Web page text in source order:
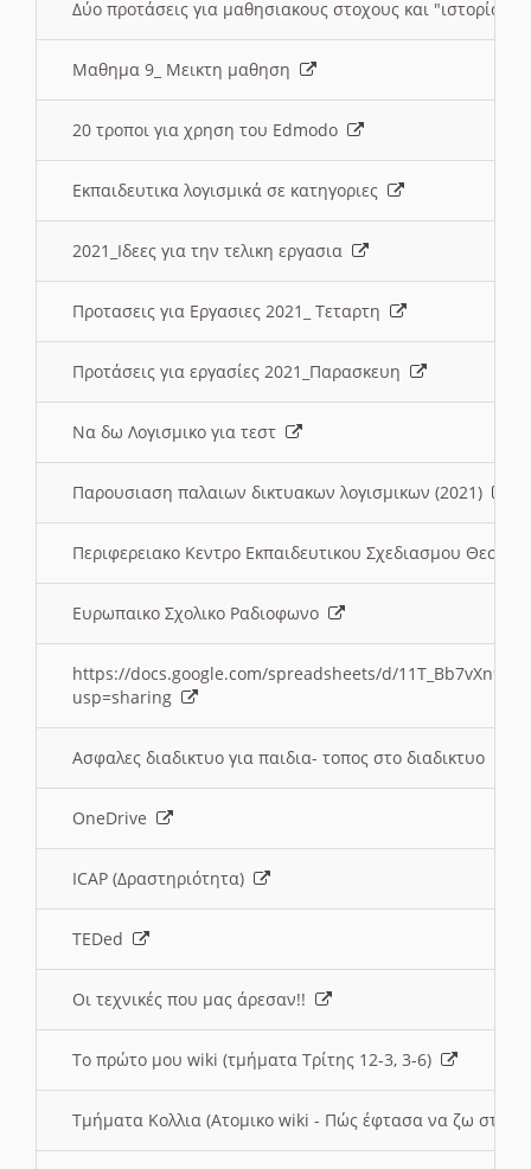
Δύο προτάσεις για μαθησιακους στοχους και "ιστορία"
Μαθημα 9_ Μεικτη μαθηση
20 τροποι για χρηση του Edmodo
Εκπαιδευτικα λογισμικά σε κατηγοριες
2021_Ιδεες για την τελικη εργασια
Προτασεις για Εργασιες 2021_ Τεταρτη
Προτάσεις για εργασίες 2021_Παρασκευη
Να δω Λογισμικο για τεστ
Παρουσιαση παλαιων δικτυακων λογισμικων (2021)
Περιφερειακο Κεντρο Εκπαιδευτικου Σχεδιασμου
Ευρωπαικο Σχολικο Ραδιοφωνο
https://docs.google.com/spreadsheets/d/
usp=sharing
Ασφαλες διαδικτυο για παιδια- τοπος στο διαδικτυο
OneDrive
ICAP (Δραστηριότητα)
TEDed
Οι τεχνικές που μας άρεσαν!!
Το πρώτο μου wiki (τμήματα Τρίτης 12-3, 3-6)
Τμήματα Κολλια (Ατομικο wiki - Πώς έφτασα να ζω στην